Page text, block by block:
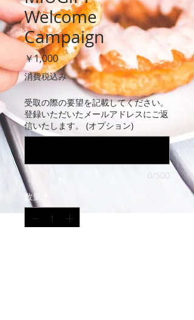
Welcome
Campaign
￥1,000価
格
消費税込み
受取の際の要望を記載してください。
登録いただいたメールアドレスにご返
信いたします。 (オプション)
0/500
数量